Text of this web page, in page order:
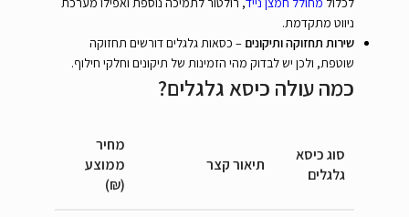
ניווט מתקדמת.
שירות תחזוקה ותיקונים – כסאות גלגלים דורשים תחזוקה
שוטפת, ולכן יש לבדוק מהי הזמינות של תיקונים וחלקי חילוף.
כמה עולה כיסא גלגלים?
סוג כיסא
גלגלים
תיאור קצר
מחיר
ממוצע
(₪)